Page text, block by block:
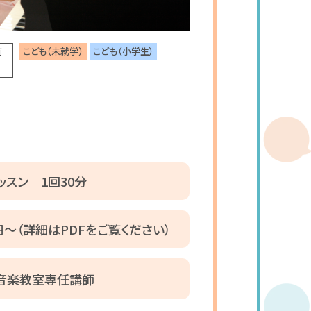
こども（未就学） こども（小学生）
スン 1回30分
（詳細はPDFをご覧ください）
楽教室専任講師